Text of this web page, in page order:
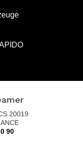
20019
90